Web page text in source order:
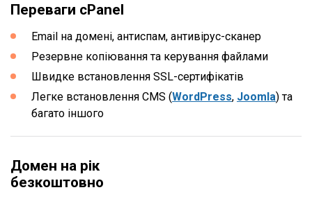
Переваги cPanel
Email на домені, антиспам, антивірус-сканер
Резервне копіювання та керування файлами
Швидке встановлення SSL-сертифікатів
Легке встановлення CMS (WordPress, Joomla) та
багато іншого
Домен на рік
безкоштовно